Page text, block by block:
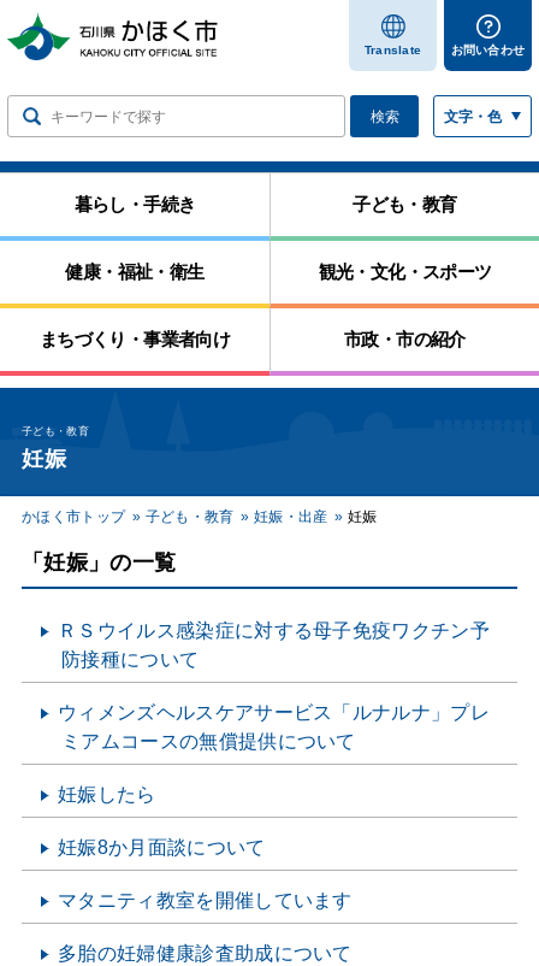
します
Translate お問い合わせ
検索 文字・色
暮らし・手続き 子ども・教育
健康・福祉・衛生 観光・文化・スポーツ
まちづくり・事業者向け 市政・市の紹介
子ども・教育
妊娠
かほく市トップ 子ども・教育 妊娠・出産 妊娠
「妊娠」の一覧
ＲＳウイルス感染症に対する母子免疫ワクチン予
防接種について
ウィメンズヘルスケアサービス「ルナルナ」プレ
ミアムコースの無償提供について
妊娠したら
妊娠8か月面談について
マタニティ教室を開催しています
多胎の妊婦健康診査助成について